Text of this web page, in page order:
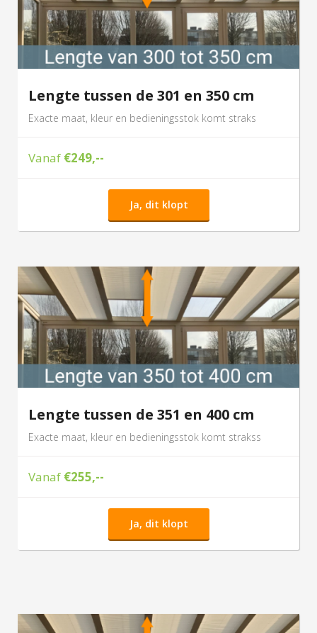
Lengte tussen de 301 en 350 cm
Exacte maat, kleur en bedieningsstok komt straks
Vanaf €249,--
Ja, dit klopt
Lengte tussen de 351 en 400 cm
Exacte maat, kleur en bedieningsstok komt strakss
Vanaf €255,--
Ja, dit klopt